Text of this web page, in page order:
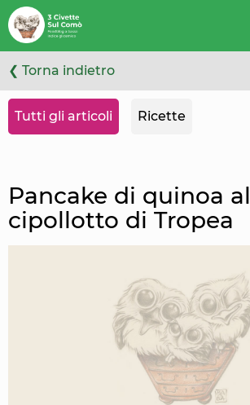
Leggi
l'articolo
Oppure
cambia
categoria
❮ Torna indietro
Tutti gli articoli Ricette
Pancake di quinoa al
cipollotto di Tropea